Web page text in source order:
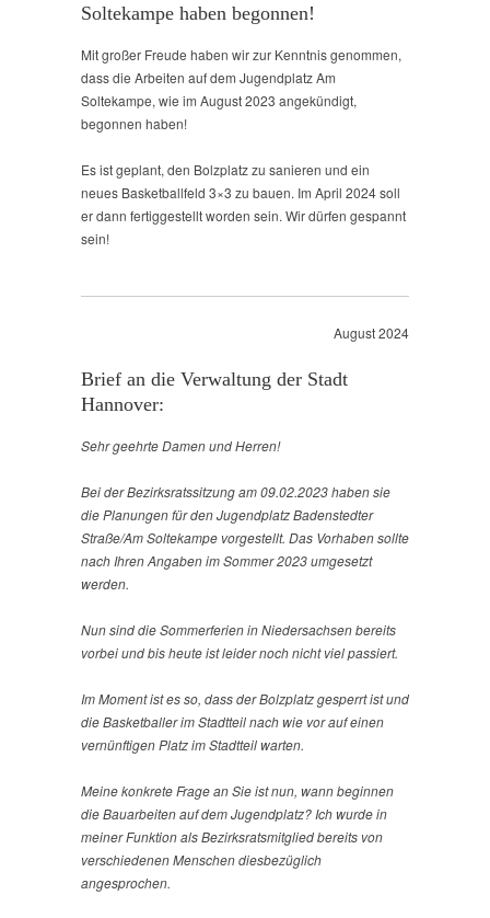
Soltekampe haben begonnen!
Mit großer Freude haben wir zur Kenntnis genommen,
dass die Arbeiten auf dem Jugendplatz Am
Soltekampe, wie im August 2023 angekündigt,
begonnen haben!
Es ist geplant, den Bolzplatz zu sanieren und ein
neues Basketballfeld 3×3 zu bauen. Im April 2024 soll
er dann fertiggestellt worden sein. Wir dürfen gespannt
sein!
August 2024
Brief an die Verwaltung der Stadt
Hannover:
Sehr geehrte Damen und Herren!
Bei der Bezirksratssitzung am 09.02.2023 haben sie
die Planungen für den Jugendplatz Badenstedter
Straße/Am Soltekampe vorgestellt. Das Vorhaben sollte
nach Ihren Angaben im Sommer 2023 umgesetzt
werden.
Nun sind die Sommerferien in Niedersachsen bereits
vorbei und bis heute ist leider noch nicht viel passiert.
Im Moment ist es so, dass der Bolzplatz gesperrt ist und
die Basketballer im Stadtteil nach wie vor auf einen
vernünftigen Platz im Stadtteil warten.
Meine konkrete Frage an Sie ist nun, wann beginnen
die Bauarbeiten auf dem Jugendplatz? Ich wurde in
meiner Funktion als Bezirksratsmitglied bereits von
verschiedenen Menschen diesbezüglich
angesprochen.